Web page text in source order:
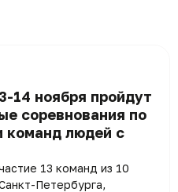
14 ноября пройдут
соревнования по
команд людей с
13 команд из 10
Петербурга,